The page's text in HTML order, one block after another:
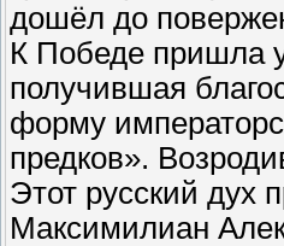
дошёл до
К Победе пришла
получившая
форму
предков».
Этот русский дух
Максимилиан